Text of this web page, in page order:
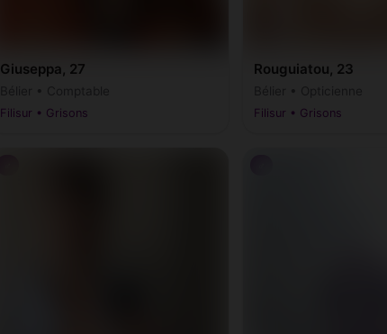
Giuseppa, 27
Filisur • Grisons
Rouguiatou, 23
Filisur • Grisons